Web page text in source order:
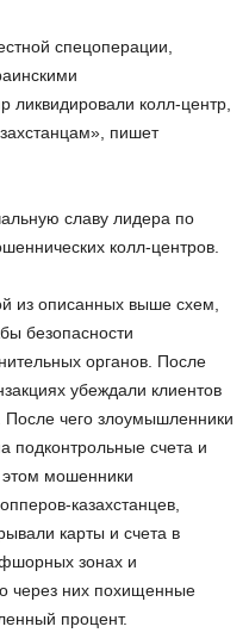
спецоперации,
ликвидировали колл-центр,
пишет
славу лидера по
колл-центров.
из описанных выше схем,
безопасности
органов. После
убеждали клиентов
чего злоумышленники
подконтрольные счета и
мошенники
казахстанцев,
карты и счета в
зонах и
через них похищенные
процент.